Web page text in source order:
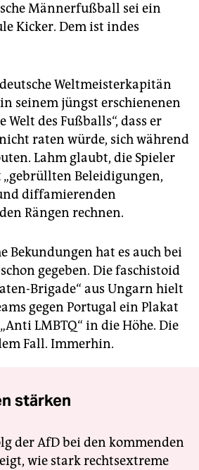
Männerfußball sei ein
Kicker. Dem ist indes
Weltmeisterkapitän
seinem jüngst erschienenen
Welt des Fußballs“, dass er
raten würde, sich während
Lahm glaubt, die Spieler
Beleidigungen,
diffamierenden
Rängen rechnen.
Bekundungen hat es auch bei
gegeben. Die faschistoid
Brigade“ aus Ungarn hielt
gegen Portugal ein Plakat
LMBTQ“ in die Höhe. Die
Fall. Immerhin.
stärken
der AfD bei den kommenden
wie stark rechtsextreme